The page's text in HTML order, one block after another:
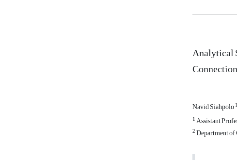
Analytical
Navid Siahpolo1
1Assistant
2Department